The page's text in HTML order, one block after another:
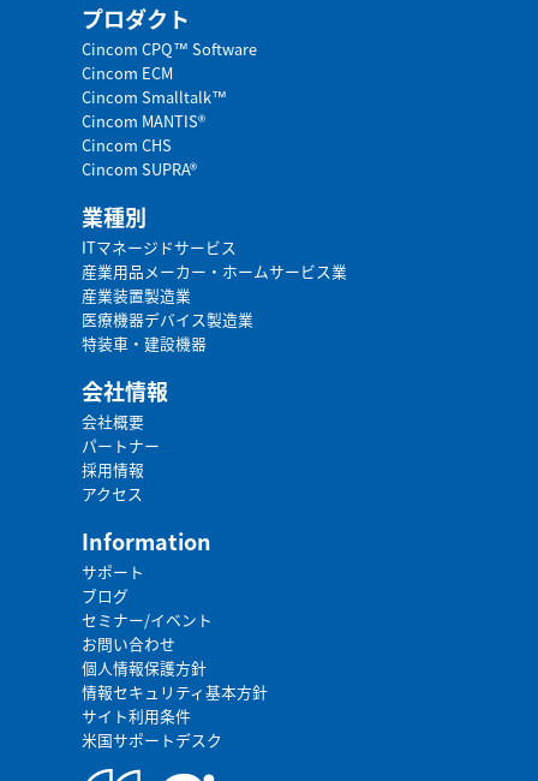
プロダクト
Cincom CPQ™ Software
Cincom ECM
Cincom Smalltalk™
Cincom MANTIS®
Cincom CHS
Cincom SUPRA®
業種別
ITマネージドサービス
産業用品メーカー・ホームサービス業
産業装置製造業
医療機器デバイス製造業
特装車・建設機器
会社情報
会社概要
パートナー
採用情報
アクセス
Information
サポート
ブログ
セミナー/イベント
お問い合わせ
個人情報保護方針
情報セキュリティ基本方針
サイト利用条件
米国サポートデスク